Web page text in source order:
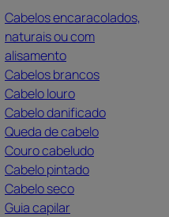
Cabelos encaracolados,
naturais ou com
alisamento
Cabelos brancos
Cabelo louro
Cabelo danificado
Queda de cabelo
Couro cabeludo
Cabelo pintado
Cabelo seco
Guia capilar